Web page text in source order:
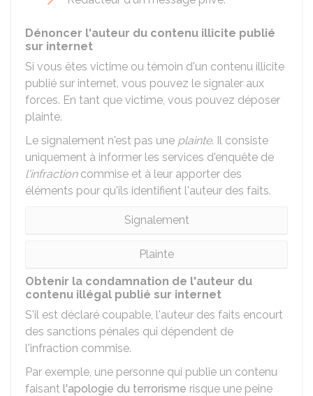
Dénoncer l'auteur du contenu illicite publié
sur internet
Si vous êtes victime ou témoin d'un contenu illicite
publié sur internet, vous pouvez le signaler aux
forces. En tant que victime, vous pouvez déposer
plainte.
Le signalement n'est pas une plainte. Il consiste
uniquement à informer les services d'enquête de
l'infractioncommise et à leur apporter des
éléments pour qu'ils identifient l'auteur des faits.
Signalement
Plainte
Obtenir la condamnation de l'auteur du
contenu illégal publié sur internet
S'il est déclaré coupable, l'auteur des faits encourt
des sanctions pénales qui dépendent de
l'infraction commise.
Par exemple, une personne qui publie un contenu
faisant l'apologie du terrorisme risque une peine